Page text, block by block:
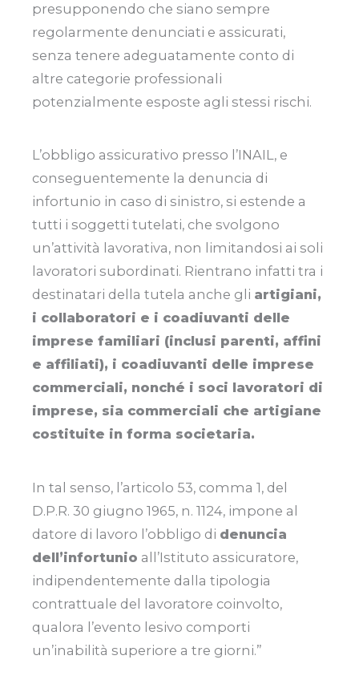
presupponendo che siano sempre
regolarmente denunciati e assicurati,
senza tenere adeguatamente conto di
altre categorie professionali
potenzialmente esposte agli stessi rischi.
L’obbligo assicurativo presso l’INAIL, e
conseguentemente la denuncia di
infortunio in caso di sinistro, si estende a
tutti i soggetti tutelati, che svolgono
un’attività lavorativa, non limitandosi ai soli
lavoratori subordinati. Rientrano infatti tra i
destinatari della tutela anche gli artigiani,
i collaboratori e i coadiuvanti delle
imprese familiari (inclusi parenti, affini
e affiliati), i coadiuvanti delle imprese
commerciali, nonché i soci lavoratori di
imprese, sia commerciali che artigiane
costituite in forma societaria.
In tal senso, l’articolo 53, comma 1, del
D.P.R. 30 giugno 1965, n. 1124, impone al
datore di lavoro l’obbligo di denuncia
dell’infortunio all’Istituto assicuratore,
indipendentemente dalla tipologia
contrattuale del lavoratore coinvolto,
qualora l’evento lesivo comporti
un’inabilità superiore a tre giorni.”